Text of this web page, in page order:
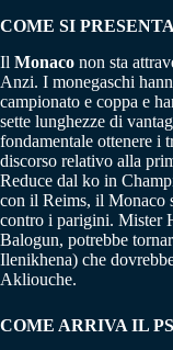
COME SI
Il Monaco non sta
Anzi. I monegaschi
campionato e coppa e
sette lunghezze di
fondamentale ottenere i
discorso relativo alla
Reduce dal ko in
con il Reims, il Monaco
contro i parigini. Mister
Balogun, potrebbe
Ilenikhena) che
Akliouche.
COME ARRIVA IL